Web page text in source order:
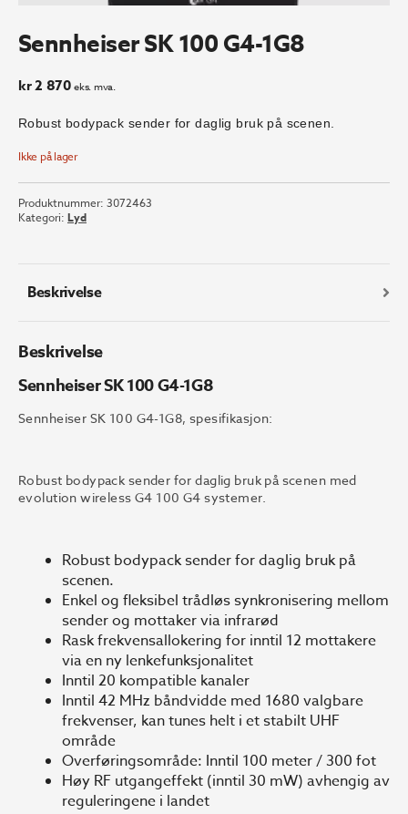
Sennheiser SK 100 G4-1G8
kr2 870 eks. mva.
Robust bodypack sender for daglig bruk på scenen.
Ikke på lager
Produktnummer: 3072463
Kategori: Lyd
Beskrivelse
Beskrivelse
Sennheiser SK 100 G4-1G8
Sennheiser SK 100 G4-1G8, spesifikasjon:
Robust bodypack sender for daglig bruk på scenen med
evolution wireless G4 100 G4 systemer.
Robust bodypack sender for daglig bruk på
scenen.
Enkel og fleksibel trådløs synkronisering mellom
sender og mottaker via infrarød
Rask frekvensallokering for inntil 12 mottakere
via en ny lenkefunksjonalitet
Inntil 20 kompatible kanaler
Inntil 42 MHz båndvidde med 1680 valgbare
frekvenser, kan tunes helt i et stabilt UHF
område
Overføringsområde: Inntil 100 meter / 300 fot
Høy RF utgangeffekt (inntil 30 mW) avhengig av
reguleringene i landet